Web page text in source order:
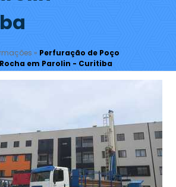
» Perfuração de Poço
em Parolin - Curitiba